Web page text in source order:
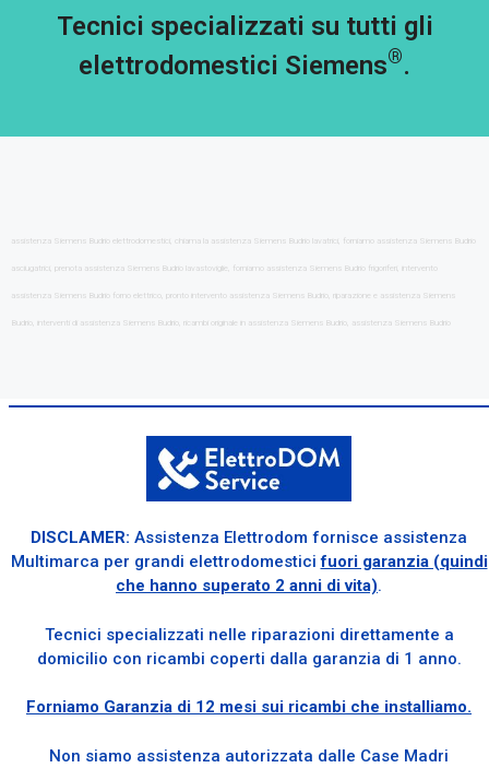
Tecnici specializzati su tutti gli
elettrodomestici Siemens®.
assistenza Siemens Budrio elettrodomestici, chiama la assistenza Siemens Budrio lavatrici, forniamo assistenza Siemens Budrio
asciugatrici, prenota assistenza Siemens Budrio lavastoviglie, forniamo assistenza Siemens Budrio frigoriferi, intervento
assistenza Siemens Budrio forno elettrico, pronto intervento assistenza Siemens Budrio, riparazione e assistenza Siemens
Budrio, interventi di assistenza Siemens Budrio, ricambi originale in assistenza Siemens Budrio, assistenza Siemens Budrio
DISCLAMER: Assistenza Elettrodom fornisce assistenza
Multimarca per grandi elettrodomesticifuori garanzia (quindi
che hanno superato 2 anni di vita).
Tecnici specializzati nelle riparazioni direttamente a
domicilio con ricambi coperti dalla garanzia di 1 anno.
Forniamo Garanzia di 12 mesi sui ricambi che installiamo.
Non siamo assistenza autorizzata dalle Case Madri